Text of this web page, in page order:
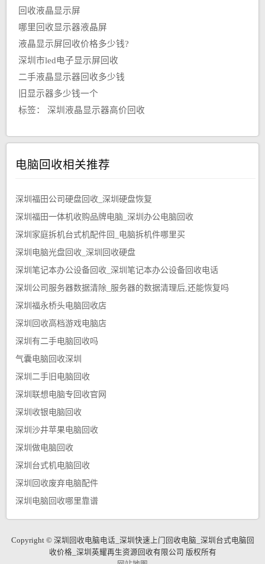
回收液晶显示屏
哪里回收显示器液晶屏
液晶显示屏回收价格多少钱?
深圳市led电子显示屏回收
二手液晶显示器回收多少钱
旧显示器多少钱一个
标签：
深圳液晶显示器高价回收
电脑回收相关推荐
深圳福田公司硬盘回收_深圳硬盘恢复
深圳福田一体机收购品牌电脑_深圳办公电脑回收
深圳家庭拆机台式机配件回_电脑拆机件哪里买
深圳电脑光盘回收_深圳回收硬盘
深圳笔记本办公设备回收_深圳笔记本办公设备回收电话
深圳公司服务器数据清除_服务器的数据清理后,还能恢复吗
深圳福永桥头电脑回收店
深圳回收高档游戏电脑店
深圳有二手电脑回收吗
气囊电脑回收深圳
深圳二手旧电脑回收
深圳联想电脑专回收官网
深圳收银电脑回收
深圳沙井苹果电脑回收
深圳做电脑回收
深圳台式机电脑回收
深圳回收废弃电脑配件
深圳电脑回收哪里靠谱
Copyright © 深圳回收电脑电话_深圳快速上门回收电脑_深圳台式电脑回
收价格_深圳英耀再生资源回收有限公司 版权所有